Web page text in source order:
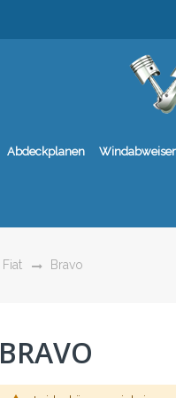
Abdeckplanen Windabweiser
Fiat Bravo
BRAVO